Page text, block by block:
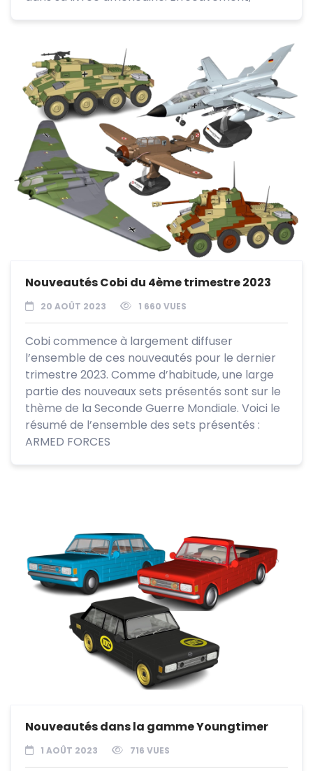
Nouveautés Cobi du 4ème trimestre 2023
20 AOÛT 2023 1 660 VUES
Cobi commence à largement diffuser
l’ensemble de ces nouveautés pour le dernier
trimestre 2023. Comme d’habitude, une large
partie des nouveaux sets présentés sont sur le
thème de la Seconde Guerre Mondiale. Voici le
résumé de l’ensemble des sets présentés :
ARMED FORCES
Nouveautés dans la gamme Youngtimer
1 AOÛT 2023 716 VUES